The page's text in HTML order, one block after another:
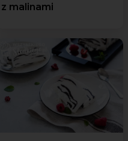
z malinami